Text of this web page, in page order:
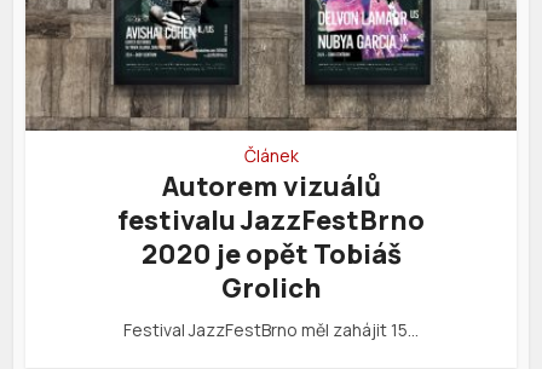
Článek
Autorem vizuálů
festivalu JazzFestBrno
2020 je opět Tobiáš
Grolich
Festival JazzFestBrno měl zahájit 15…